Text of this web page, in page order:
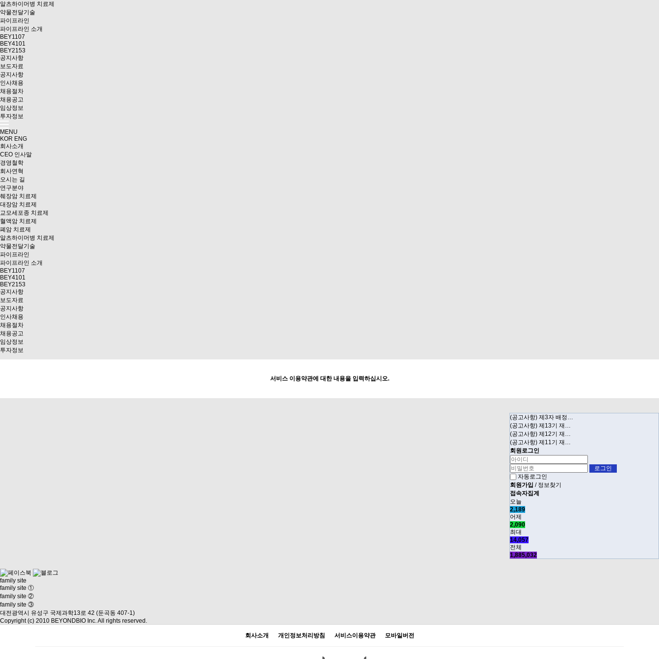
알츠하이머병 치료제
약물전달기술
파이프라인
파이프라인 소개
BEY1107
BEY4101
BEY2153
공지사항
보도자료
공지사항
인사채용
채용절차
채용공고
임상정보
투자정보
MENU
KOR ENG
회사소개
CEO 인사말
경영철학
회사연혁
오시는 길
연구분야
췌장암 치료제
대장암 치료제
교모세포종 치료제
혈액암 치료제
폐암 치료제
알츠하이머병 치료제
약물전달기술
파이프라인
파이프라인 소개
BEY1107
BEY4101
BEY2153
공지사항
보도자료
공지사항
인사채용
채용절차
채용공고
임상정보
투자정보
서비스 이용약관에 대한 내용을 입력하십시오.
(공고사항) 제3자 배정…
(공고사항) 제13기 재…
(공고사항) 제12기 재…
(공고사항) 제11기 재…
회원로그인
자동로그인
회원가입 / 정보찾기
접속자집계
오늘
2,189
어제
2,090
최대
14,057
전체
1,885,032
family site
family site ①
family site ②
family site ③
대전광역시 유성구 국제과학13로 42 (둔곡동 407-1)
Copyright (c) 2010 BEYONDBIO Inc. All rights reserved.
회사소개 개인정보처리방침 서비스이용약관 모바일버전